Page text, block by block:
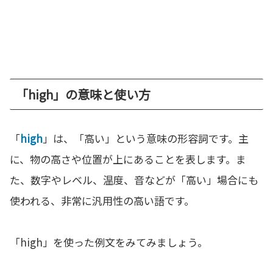
「high」の意味と使い方
「high」は、「高い」という意味の形容詞です。主
に、物の高さや位置が上にあることを表します。ま
た、数字やレベル、温度、音などが「高い」場合にも
使われる、非常に汎用性の高い語です。
「high」を使った例文をみてみましょう。